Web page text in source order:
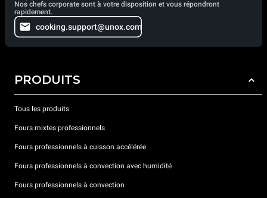
Nos chefs corporate sont à votre disposition et vous répondront
rapidement.
cooking.support@unox.com
PRODUITS
Tous les produits
Fours mixtes professionnels
Fours professionnels à cuisson accélérée
Fours professionnels à convection avec humidité
Fours professionnels à convection